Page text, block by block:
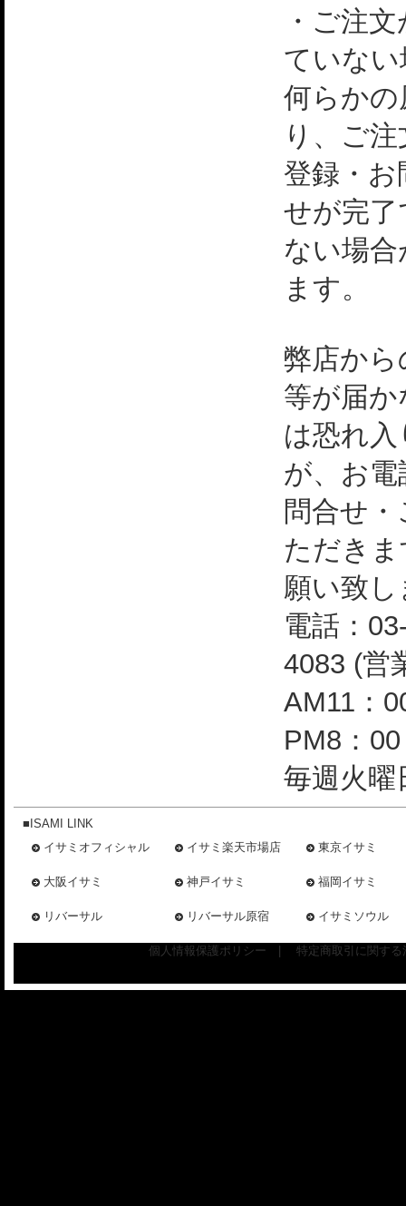
・ご注
ていない
何らか
り、ご
登録・
せが完
ない場
ます。
弊店か
等が届
は恐れ
が、お
問合せ
ただき
願い致
電話：
4083 (営
AM11：
PM8：
毎週火曜
■ISAMI LINK
イサミオフィシャル
イサミ楽天市場店 東京イサミ
大阪イサミ 神戸イサミ 福岡イサミ
リバーサル リバーサル原宿 イサミソウル
個人情報保護ポリシー 特定商取引に関す